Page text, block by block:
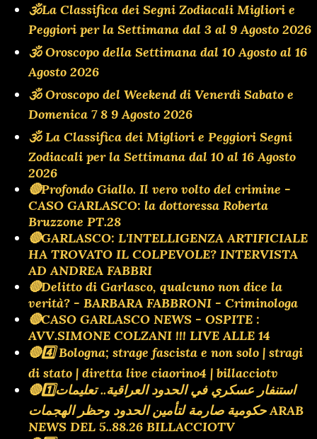
🕉La Classifica dei Segni Zodiacali Migliori e
Peggiori per la Settimana dal 3 al 9 Agosto 2026
🕉 Oroscopo della Settimana dal 10 Agosto al 16
Agosto 2026
🕉 Oroscopo del Weekend di Venerdì Sabato e
Domenica 7 8 9 Agosto 2026
🕉 La Classifica dei Migliori e Peggiori Segni
Zodiacali per la Settimana dal 10 al 16 Agosto
2026
🔴Profondo Giallo. Il vero volto del crimine -
CASO GARLASCO: la dottoressa Roberta
Bruzzone PT.28
🔴GARLASCO: L'INTELLIGENZA ARTIFICIALE
HA TROVATO IL COLPEVOLE? INTERVISTA
AD ANDREA FABBRI
🔴Delitto di Garlasco, qualcuno non dice la
verità? - BARBARA FABBRONI - Criminologa
🔴CASO GARLASCO NEWS - OSPITE :
AVV.SIMONE COLZANI !!! LIVE ALLE 14
🔴4️⃣ Bologna; strage fascista e non solo | stragi
di stato | diretta live ciaorino4 | billacciotv
🔴1️⃣استنفار عسكري في الحدود العراقية.. تعليمات
حكومية صارمة لتأمين الحدود وحظر الهجمات ARAB
NEWS DEL 5..88.26 BILLACCIOTV